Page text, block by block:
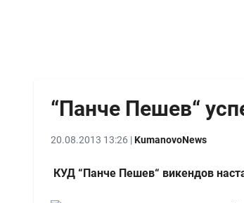
“Панче Пешев“
20.08.2013 13:26 |KumanovoNews
КУД “Панче Пешев“ викендов